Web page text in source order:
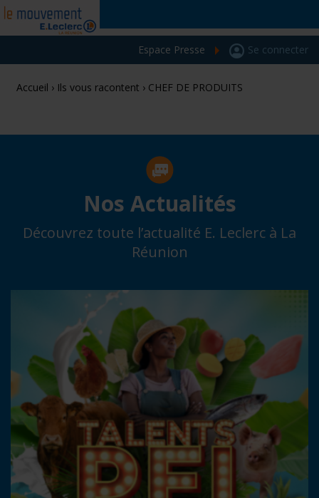
Espace Presse Se connecter
Accueil › Ils vous racontent › CHEF DE PRODUITS
Nos Actualités
Découvrez toute l’actualité E. Leclerc à La
Réunion